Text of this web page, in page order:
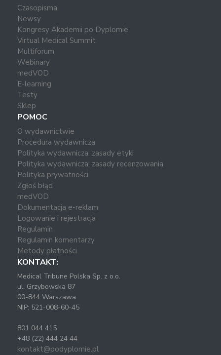
Czasopisma
Newsy
Kongresy Akademii po Dyplomie
Virtual Medical Summit
Multiforum
Webinary
medVOD
E-learning
Testy
Sklep
POMOC
O wydawnictwie
Procedura wydawnicza
Polityka wydawnicza: zasady etyki
Polityka wydawnicza: zasady recenzowania
Polityka prywatności
Zgłoś błąd
medVOD
Dokumentacja e-reklam
Logowanie i rejestracja
Regulamin
Regulamin komentarzy
Metody płatności
KONTAKT:
Medical Tribune Polska Sp. z o.o.
ul. Grzybowska 87
00-844 Warszawa
NIP: 521-008-60-45
801 044 415
+48 (22) 444 24 44
kontakt@podyplomie.pl